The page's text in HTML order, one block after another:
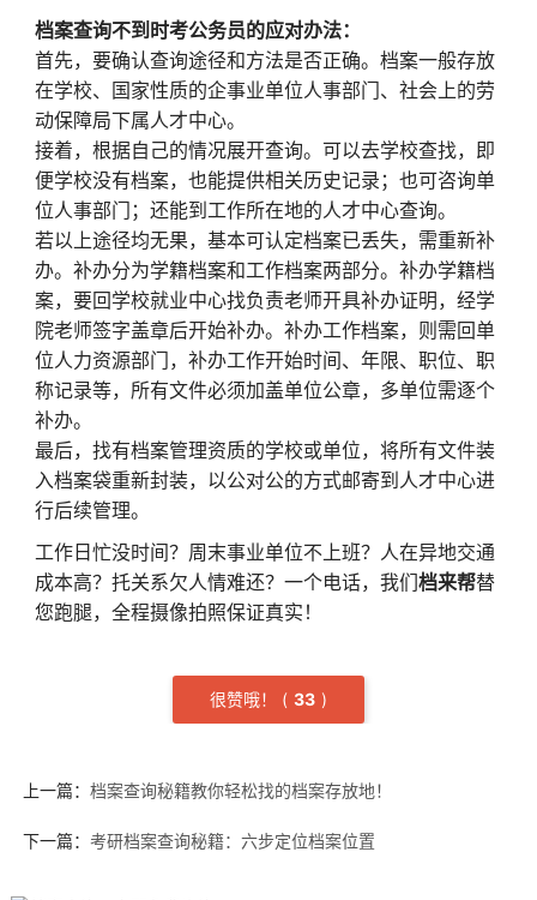
档案查询不到时考公务员的应对办法：
首先，要确认查询途径和方法是否正确。档案一般存放
在学校、国家性质的企事业单位人事部门、社会上的劳
动保障局下属人才中心。
接着，根据自己的情况展开查询。可以去学校查找，即
便学校没有档案，也能提供相关历史记录；也可咨询单
位人事部门；还能到工作所在地的人才中心查询。
若以上途径均无果，基本可认定档案已丢失，需重新补
办。补办分为学籍档案和工作档案两部分。补办学籍档
案，要回学校就业中心找负责老师开具补办证明，经学
院老师签字盖章后开始补办。补办工作档案，则需回单
位人力资源部门，补办工作开始时间、年限、职位、职
称记录等，所有文件必须加盖单位公章，多单位需逐个
补办。
最后，找有档案管理资质的学校或单位，将所有文件装
入档案袋重新封装，以公对公的方式邮寄到人才中心进
行后续管理。
工作日忙没时间？周末事业单位不上班？人在异地交通
成本高？托关系欠人情难还？一个电话，我们档来帮替
您跑腿，全程摄像拍照保证真实！
很赞哦！ ( 33 )
上一篇： 档案查询秘籍教你轻松找的档案存放地！
下一篇： 考研档案查询秘籍：六步定位档案位置